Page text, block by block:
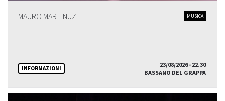
MAURO MARTINUZ MUSICA
INFORMAZIONI
23/08/2026 - 22.30
BASSANO DEL GRAPPA